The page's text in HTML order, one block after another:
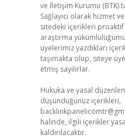
ve İletişim Kurumu (BTK)
Sağlayıcı olarak hizmet
sitedeki içerikleri
araştırma
üyelerimiz yazdıkları
taşımakta olup, siteye
etmiş sayılırlar.
Hukuka ve yasal
düşündüğünüz içerikleri,
halinde, ilgili içerikler
kaldırılacaktır.